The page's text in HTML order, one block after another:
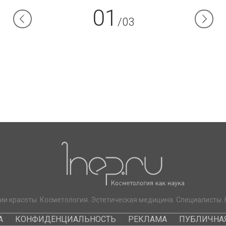
01 /03
красоты. Косметология. Эстетическая медицина. Специалисты.
КОНФИДЕНЦИАЛЬНОСТЬ РЕКЛАМА